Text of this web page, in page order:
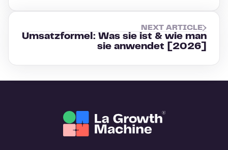
NEXT ARTICLE
Umsatzformel: Was sie ist & wie man
sie anwendet [2026]